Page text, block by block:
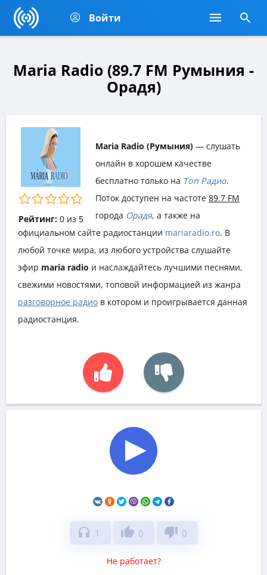
Войти
Maria Radio (89.7 FM Румыния -
Орадя)
Рейтинг: 0из 5
Maria Radio (Румыния) — слушать
онлайн в хорошем качестве
бесплатно только на Топ Радио.
Поток доступен на частоте 89.7 FM
города Орадя, а также на
официальном сайте радиостанции mariaradio.ro. В
любой точке мира, из любого устройства слушайте
эфир maria radio и наслаждайтесь лучшими песнями,
свежими новостями, топовой информацией из жанра
разговорное радио в котором и проигрывается данная
радиостанция.
headphones 1 thumb_up 0 thumb_down 0
Не работает?